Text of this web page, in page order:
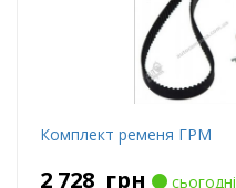
Комплект ременя ГРМ
2 728 грн
сьогодні